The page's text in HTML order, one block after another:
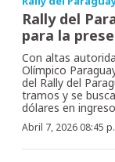
Rally del
para la
Con altas
Olímpico
del Rally del
tramos y se
dólares en
Abril 7, 2026 08:45